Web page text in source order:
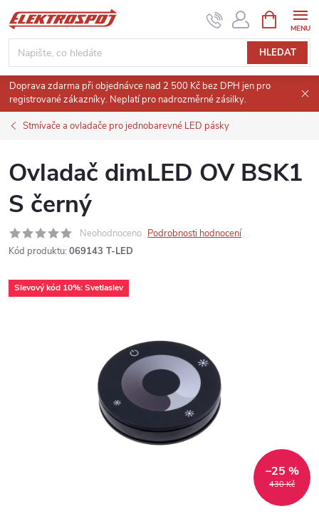
Přejít
na
obsah
HLEDAT
NÁKUPNÍ
KOŠÍK
Doprava zdarma při objednávce nad 2 500 Kč bez DPH jen pro
registrované zákazníky. Neplatí pro nadrozměrné zásilky.
Stmívače a ovladače pro jednobarevné LED pásky
Ovladač dimLED OV BSK1
S černý
Neohodnoceno Podrobnosti hodnocení
Kód produktu: 069143 T-LED
Slevový kód 10%: Svetlaslev
430 Kč
–25 %